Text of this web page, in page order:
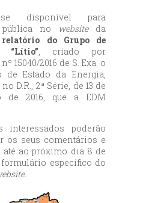
se disponível para
pública no websiteda
relatório do Grupo de
“Lítio”, criado por
15040/2016 de S. Exa. o
de Estado da Energia,
D.R., 2ª Série, de 13 de
de 2016, que a EDM
interessados poderão
os seus comentários e
até ao próximo dia 8 de
específico do
.